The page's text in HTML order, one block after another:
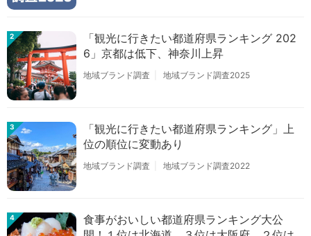
2
「観光に行きたい都道府県ランキング 202
6」京都は低下、神奈川上昇
地域ブランド調査 地域ブランド調査2025
3
「観光に行きたい都道府県ランキング」上
位の順位に変動あり
地域ブランド調査 地域ブランド調査2022
4
食事がおいしい都道府県ランキング大公